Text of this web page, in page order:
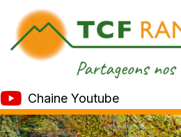
Chaine Youtube